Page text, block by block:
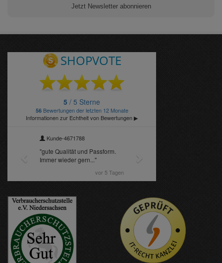
Jetzt Newsletter abonnieren